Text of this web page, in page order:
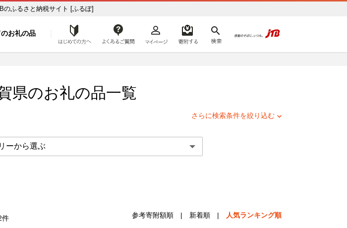
ＥＴ！ - JTBのふるさと納税サイト [ふるぽ]
お礼の品 はじめての方へ
県のお礼の品一覧
さらに検索条件を絞り込む
件 参考寄附額順 | 新着順 | 人気ランキング順